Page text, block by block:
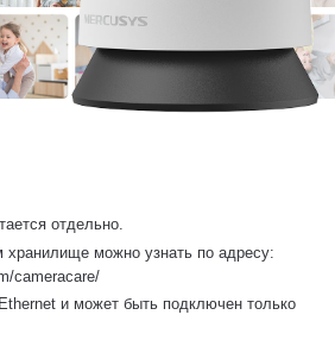
отдельно.
хранилище можно узнать по адресу:
cameracare/
и может быть подключен только